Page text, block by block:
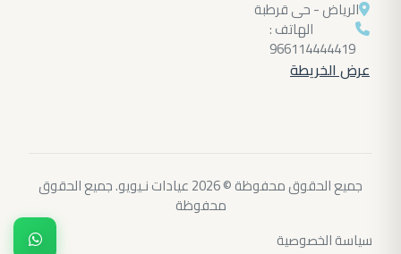
الرياض - حى قرطبة
الهاتف :
966114444419
عرض الخريطة
جميع الحقوق محفوظة © 2026 عيادات نـيويو. جميع الحقوق
محفوظة
سياسة الخصوصية